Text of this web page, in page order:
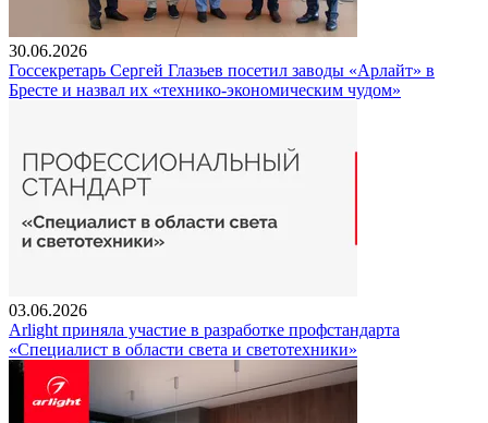
30.06.2026
Госсекретарь Сергей Глазьев посетил заводы «Арлайт» в
Бресте и назвал их «технико-экономическим чудом»
03.06.2026
Arlight приняла участие в разработке профстандарта
«Специалист в области света и светотехники»